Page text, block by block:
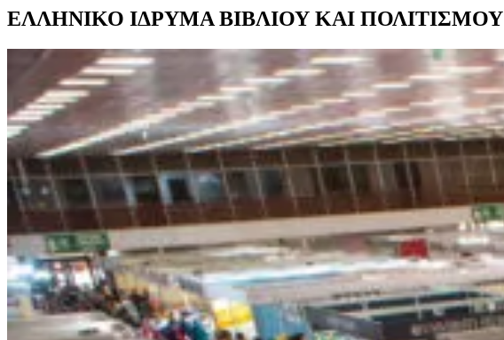
ΕΛΛΗΝΙΚΟ ΙΔΡΥΜΑ ΒΙΒΛΙΟΥ ΚΑΙ ΠΟΛΙΤΙΣΜΟΥ